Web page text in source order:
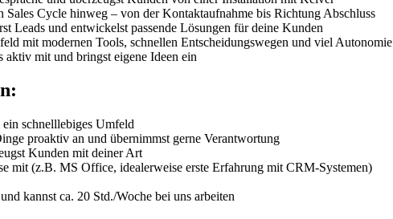
Sales Cycle hinweg – von der Kontaktaufnahme bis Richtung Abschluss
Leads und entwickelst passende Lösungen für deine Kunden
mit modernen Tools, schnellen Entscheidungswegen und viel Autonomie
aktiv mit und bringst eigene Ideen ein
schnelllebiges Umfeld
proaktiv an und übernimmst gerne Verantwortung
Kunden mit deiner Art
mit (z.B. MS Office, idealerweise erste Erfahrung mit CRM-Systemen)
kannst ca. 20 Std./Woche bei uns arbeiten